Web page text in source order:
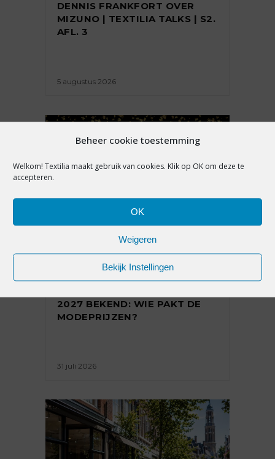
Beheer cookie toestemming
Welkom! Textilia maakt gebruik van cookies. Klik op OK om deze te
accepteren.
OK
Weigeren
Bekijk Instellingen
DENNIS FRANKFORT OVER
MIZUNO | TEXTILIA TALKS | S2.
AFL. 3
5 augustus 2026
GENOMINEERDEN ABN AMRO
2027 BEKEND: WIE PAKT DE
MODEPRIJZEN?
31 juli 2026